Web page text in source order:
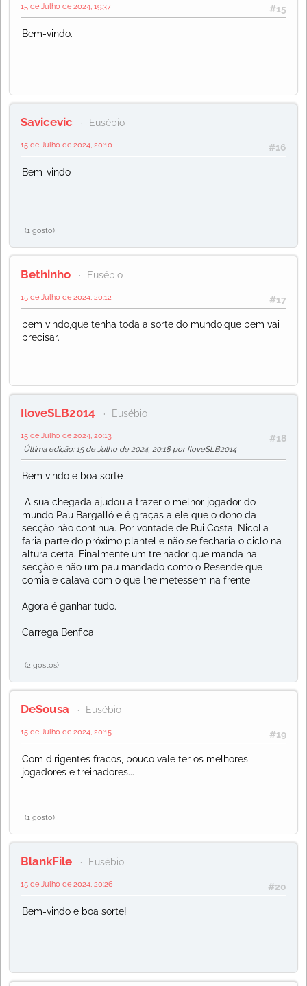
#15
15 de Julho de 2024, 19:37
Bem-vindo.
Savicevic Eusébio
#16
15 de Julho de 2024, 20:10
Bem-vindo
(1 gosto)
Bethinho Eusébio
#17
15 de Julho de 2024, 20:12
bem vindo,que tenha toda a sorte do mundo,que bem vai
precisar.
IloveSLB2014 Eusébio
#18
15 de Julho de 2024, 20:13
Última edição: 15 de Julho de 2024, 20:18 por IloveSLB2014
Bem vindo e boa sorte
A sua chegada ajudou a trazer o melhor jogador do
mundo Pau Bargalló e é graças a ele que o dono da
secção não continua. Por vontade de Rui Costa, Nicolia
faria parte do próximo plantel e não se fecharia o ciclo na
altura certa. Finalmente um treinador que manda na
secção e não um pau mandado como o Resende que
comia e calava com o que lhe metessem na frente
Agora é ganhar tudo.
Carrega Benfica
(2 gostos)
DeSousa Eusébio
#19
15 de Julho de 2024, 20:15
Com dirigentes fracos, pouco vale ter os melhores
jogadores e treinadores...
(1 gosto)
BlankFile Eusébio
#20
15 de Julho de 2024, 20:26
Bem-vindo e boa sorte!